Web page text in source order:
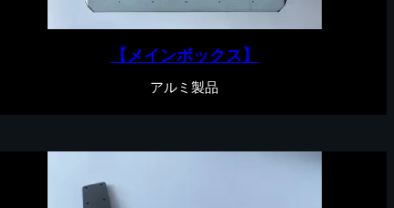
【メインボックス】
アルミ製品